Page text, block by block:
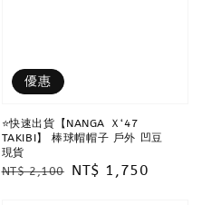
優惠
⭐️快速出貨【NANGA Ｘ‘47
TAKIBI】 棒球帽帽子 戶外 凹豆
現貨
Regular
NT$ 2,100
Sale
NT$ 1,750